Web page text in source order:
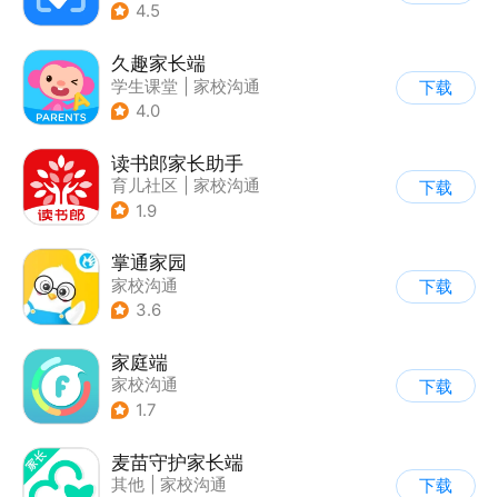
4.5
久趣家长端
学生课堂
家校沟通
4.0
下载
读书郎家长助手
育儿社区
家校沟通
1.9
下载
掌通家园
家校沟通
3.6
下载
家庭端
家校沟通
1.7
下载
麦苗守护家长端
其他
家校沟通
下载